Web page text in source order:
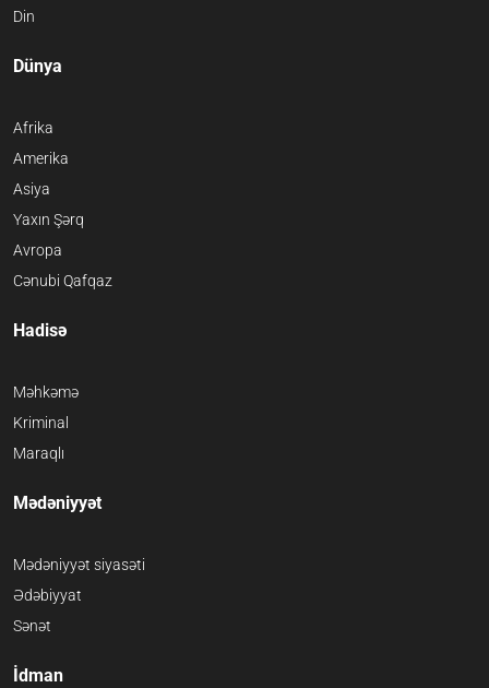
Din
Dünya
Afrika
Amerika
Asiya
Yaxın Şərq
Avropa
Cənubi Qafqaz
Hadisə
Məhkəmə
Kriminal
Maraqlı
Mədəniyyət
Mədəniyyət siyasəti
Ədəbiyyat
Sənət
İdman